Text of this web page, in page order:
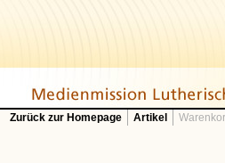
Zurück zur Homepage Artikel